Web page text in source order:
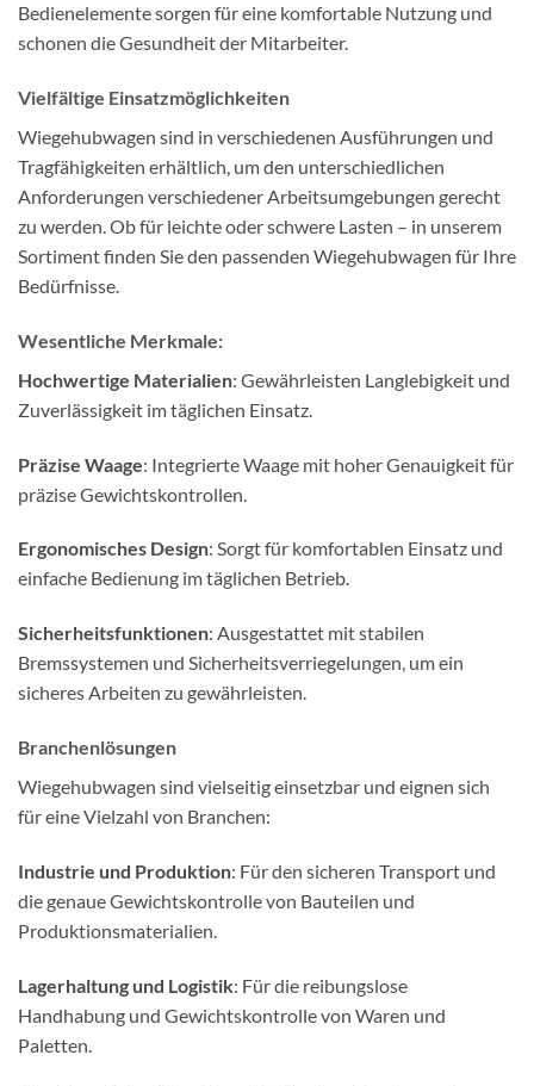
Bedienelemente sorgen für eine komfortable Nutzung und
schonen die Gesundheit der Mitarbeiter.
Vielfältige Einsatzmöglichkeiten
Wiegehubwagen sind in verschiedenen Ausführungen und
Tragfähigkeiten erhältlich, um den unterschiedlichen
Anforderungen verschiedener Arbeitsumgebungen gerecht
zu werden. Ob für leichte oder schwere Lasten – in unserem
Sortiment finden Sie den passenden Wiegehubwagen für Ihre
Bedürfnisse.
Wesentliche Merkmale:
Hochwertige Materialien: Gewährleisten Langlebigkeit und
Zuverlässigkeit im täglichen Einsatz.
Präzise Waage: Integrierte Waage mit hoher Genauigkeit für
präzise Gewichtskontrollen.
Ergonomisches Design: Sorgt für komfortablen Einsatz und
einfache Bedienung im täglichen Betrieb.
Sicherheitsfunktionen: Ausgestattet mit stabilen
Bremssystemen und Sicherheitsverriegelungen, um ein
sicheres Arbeiten zu gewährleisten.
Branchenlösungen
Wiegehubwagen sind vielseitig einsetzbar und eignen sich
für eine Vielzahl von Branchen:
Industrie und Produktion: Für den sicheren Transport und
die genaue Gewichtskontrolle von Bauteilen und
Produktionsmaterialien.
Lagerhaltung und Logistik: Für die reibungslose
Handhabung und Gewichtskontrolle von Waren und
Paletten.